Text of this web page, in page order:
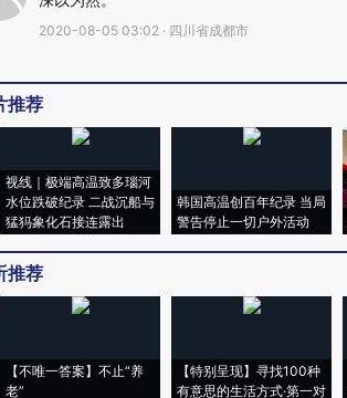
2020-08-05 03:02 · 四川省成都市
推荐
视线｜极端高温致多瑙河
水位跌破纪录 二战沉船与
猛犸象化石接连露出
韩国高温创百年纪录 当局
警告停止一切户外活动
推荐
【不唯一答案】不止“养
老”
【特别呈现】寻找100种
有意思的生活方式·第一对